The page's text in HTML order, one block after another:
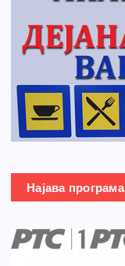
Најава програма